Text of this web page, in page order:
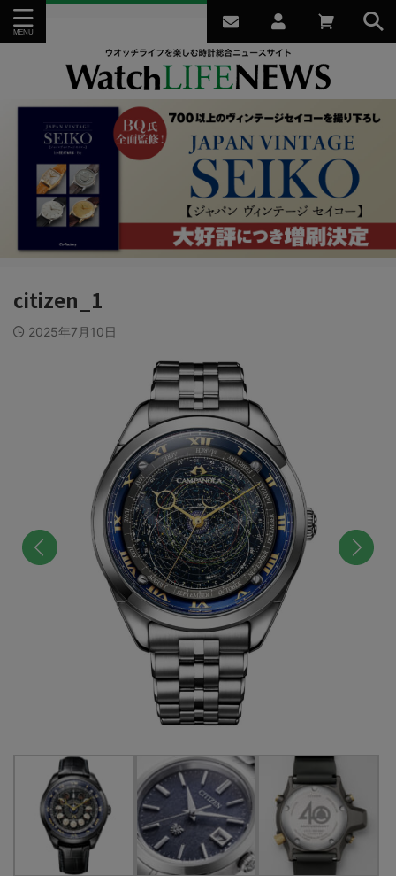
citizen_1
2025年7月10日